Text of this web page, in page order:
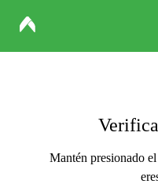
Mantén presionado